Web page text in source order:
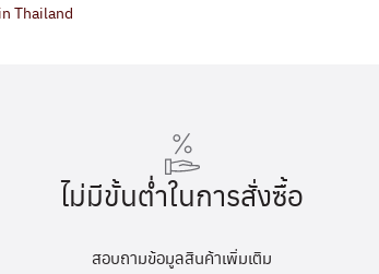
Thailand
ไม่มีขั้นต่ำในการสั่งซื้อ
สอบถามข้อมูลสินค้าเพิ่มเติม